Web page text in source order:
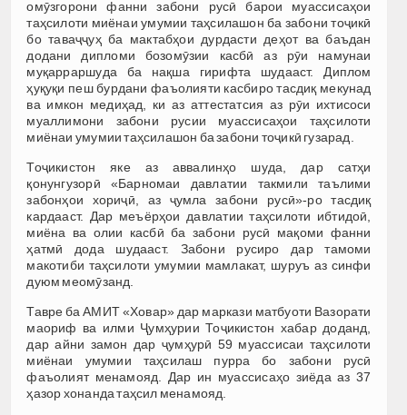
омӯзгорони фанни забони русӣ барои муассисаҳои
таҳсилоти миёнаи умумии таҳсилашон ба забони тоҷикӣ
бо таваҷҷуҳ ба мактабҳои дурдасти деҳот ва баъдан
додани дипломи бозомӯзии касбӣ аз рӯи намунаи
муқарраршуда ба нақша гирифта шудааст. Диплом
ҳуқуқи пеш бурдани фаъолияти касбиро тасдиқ мекунад
ва имкон медиҳад, ки аз аттестатсия аз рӯи ихтисоси
муаллимони забони русии муассисаҳои таҳсилоти
миёнаи умумии таҳсилашон ба забони тоҷикӣ гузарад.
Тоҷикистон яке аз аввалинҳо шуда, дар сатҳи
қонунгузорӣ «Барномаи давлатии такмили таълими
забонҳои хориҷӣ, аз ҷумла забони русӣ»-ро тасдиқ
кардааст. Дар меъёрҳои давлатии таҳсилоти ибтидоӣ,
миёна ва олии касбӣ ба забони русӣ мақоми фанни
ҳатмӣ дода шудааст. Забони русиро дар тамоми
макотиби таҳсилоти умумии мамлакат, шуруъ аз синфи
дуюм меомӯзанд.
Тавре ба АМИТ «Ховар» дар маркази матбуоти Вазорати
маориф ва илми Ҷумҳурии Тоҷикистон хабар доданд,
дар айни замон дар ҷумҳурӣ 59 муассисаи таҳсилоти
миёнаи умумии таҳсилаш пурра бо забони русӣ
фаъолият менамояд. Дар ин муассисаҳо зиёда аз 37
ҳазор хонанда таҳсил менамояд.